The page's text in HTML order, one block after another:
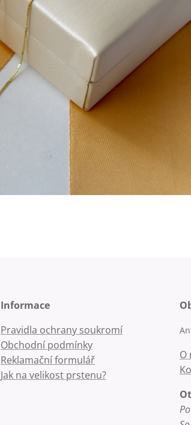
Informace
Pravidla ochrany soukromí
Obchodní podmínky
Reklamační formulář
Jak na velikost prstenu?
O